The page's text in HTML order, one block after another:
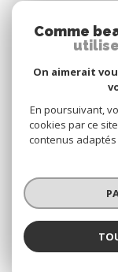
©
Comme
On aimerait
En poursuivant,
cookies par ce
contenus